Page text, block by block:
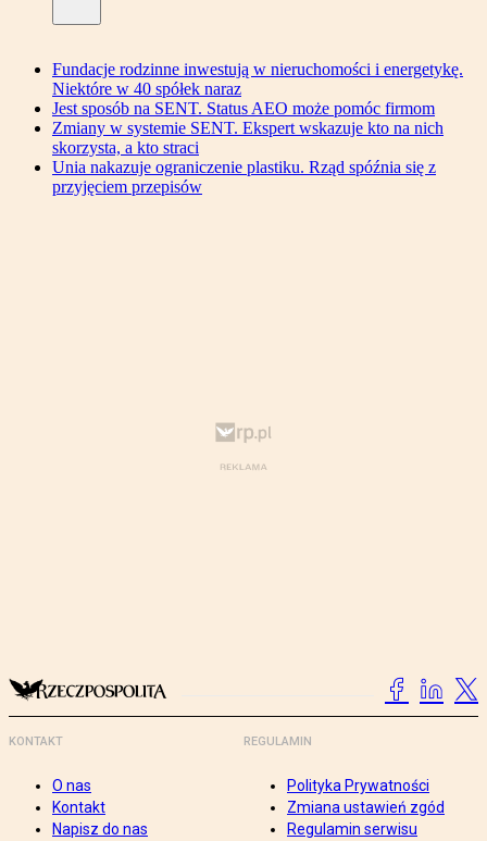
Fundacje rodzinne inwestują w nieruchomości i energetykę.
Niektóre w 40 spółek naraz
Jest sposób na SENT. Status AEO może pomóc firmom
Zmiany w systemie SENT. Ekspert wskazuje kto na nich
skorzysta, a kto straci
Unia nakazuje ograniczenie plastiku. Rząd spóźnia się z
przyjęciem przepisów
KONTAKT
O nas
Kontakt
Napisz do nas
REGULAMIN
Polityka Prywatności
Zmiana ustawień zgód
Regulamin serwisu